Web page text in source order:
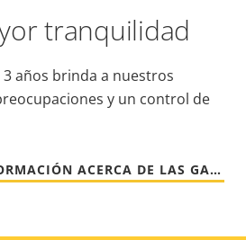
tranquilidad
años brinda a nuestros
y un control de
OBTENGA MÁS INFORMACIÓN ACERCA DE LAS GARANTÍAS DE AXIS